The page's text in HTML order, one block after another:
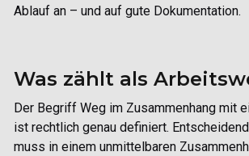
Ablauf an – und auf gute Dokumentation.
Was zählt als
Der Begriff Weg im Zusammenhang mit
ist rechtlich genau definiert.
muss in einem unmittelbaren